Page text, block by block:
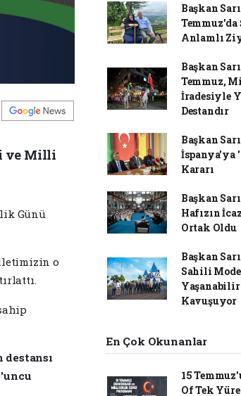
ve Milli
Günü
o
Başkan
Anlamlı
Başkan
Temmuz,
İradesiyle
Destandır
Başkan
İspanya'ya
Kararı
Başkan
Hafızın
Ortak Oldu
Başkan
Sahili
Kavuşuyor
En Çok Okunanlar
15
Of Tek